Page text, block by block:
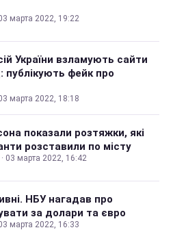
марта 2022, 19:22
України взламують сайти
публікують фейк про
марта 2022, 18:18
показали розтяжки, які
розставили по місту
· 03 марта 2022, 16:42
НБУ нагадав про
за долари та євро
марта 2022, 16:33